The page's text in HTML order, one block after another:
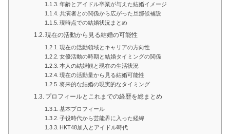
年齢とアイドル卒業が与えた結婚イメージ
共演者との関係から広がった旦那候補説
現時点での結婚状況まとめ
現在の活動から見る結婚の可能性
現在の活動領域とキャリアの方向性
女優活動の時期と結婚タイミングの関係
本人の結婚観と現在の生活状況
現在の活動量から見る結婚可能性
将来的な結婚の現実的なタイミング
プロフィールとこれまでの経歴を総まとめ
基本プロフィール
子役時代から芸能界に入った経緯
HKT48加入とアイドル時代